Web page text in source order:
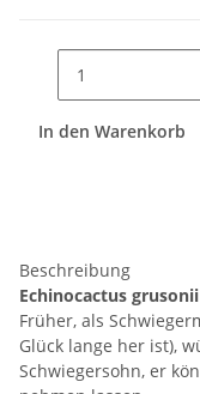
In den Warenkorb
Beschreibung
Echinocactus
Früher, als
Glück lange her ist),
Schwiegersohn, er